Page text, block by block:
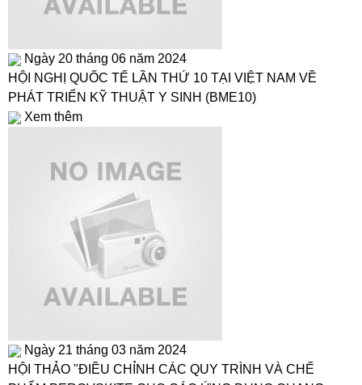
Ngày 20 tháng 06 năm 2024
HỘI NGHỊ QUỐC TẾ LẦN THỨ 10 TẠI VIỆT NAM VỀ
PHÁT TRIỂN KỸ THUẬT Y SINH (BME10)
Xem thêm
Ngày 21 tháng 03 năm 2024
HỘI THẢO "ĐIỀU CHỈNH CÁC QUY TRÌNH VÀ CHẾ